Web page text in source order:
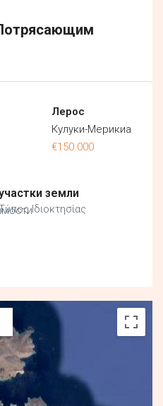
Лерос
Кулуки-Мерикиа
€150.000
земли
Ιδιοκτησίας